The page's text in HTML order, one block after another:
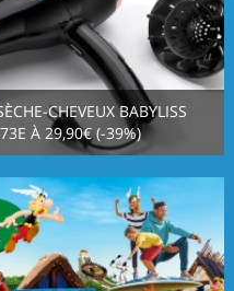
CHEVEUX BABYLISS
À 29,90€ (-39%)